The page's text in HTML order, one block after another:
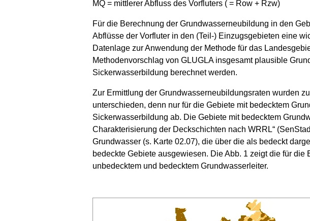
MQ = mittlerer Abfluss des Vorfluters ( = Row + Rzw)
Für die Berechnung der Grundwasserneubildung in den
Abflüsse der Vorfluter in den (Teil-) Einzugsgebieten eine
Datenlage zur Anwendung der Methode für das
Methodenvorschlag von GLUGLA insgesamt plausible
Sickerwasserbildung berechnet werden.
Zur Ermittlung der Grundwasserneubildungsraten wurden
unterschieden, denn nur für die Gebiete mit bedecktem
Sickerwasserbildung ab. Die Gebiete mit bedecktem
Charakterisierung der Deckschichten nach WRRL“
Grundwasser (s. Karte 02.07), die über die als bedeckt
bedeckte Gebiete ausgewiesen. Die Abb. 1 zeigt die für
unbedecktem und bedecktem Grundwasserleiter.